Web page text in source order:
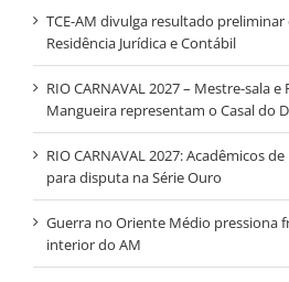
TCE-AM divulga resultado
Residência Jurídica e Contábil
RIO CARNAVAL 2027 – Mestre-sala
Mangueira representam o Casal do
RIO CARNAVAL 2027: Acadêmicos
para disputa na Série Ouro
Guerra no Oriente Médio pressiona
interior do AM